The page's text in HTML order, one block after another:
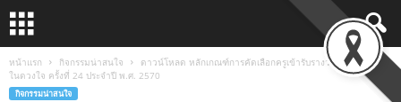
หน้าแรก กิจกรรมน่าสนใจ
ดาวน์โหลด หลักเกณฑ์การคัดเลือกครูเข้ารับรางวัลโครงการ ครูดี
ในดวงใจ ครั้งที่ 24 ประจำปี พ.ศ. 2570
กิจกรรมน่าสนใจ